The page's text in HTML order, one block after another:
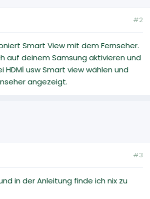
#2
Smart View mit dem Fernseher.
auf deinem Samsung aktivieren und
HDMİ usw Smart view wählen und
angezeigt.
#3
in der Anleitung finde ich nix zu